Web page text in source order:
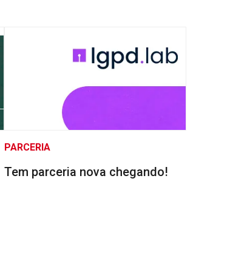
PARCERIA
Tem parceria nova chegando!